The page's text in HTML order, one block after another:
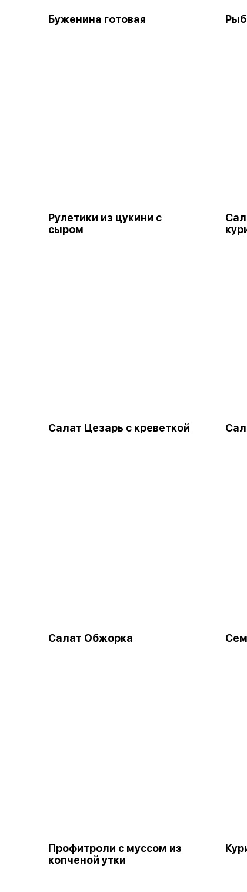
Буженина готовая
Рулетики из цукини с
сыром
Салат Цезарь с креветкой
Салат Обжорка
Профитроли с муссом из
копченой утки